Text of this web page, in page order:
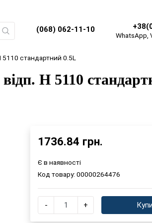
(068) 062-11-10
WhatsApp,
стандартний 0.5L
Н 5110
1736.84 грн.
Є в наявності
Код товару: 00000264476
- +